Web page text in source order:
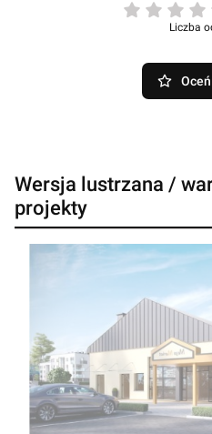
Liczba
Wersja lustrzana /
projekty